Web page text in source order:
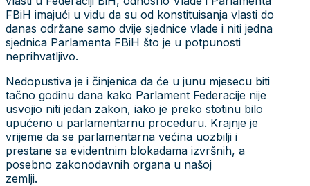
FBiH imajući u vidu da su od konstituisanja vlasti do
danas održane samo dvije sjednice vlade i niti jedna
sjednica Parlamenta FBiH što je u potpunosti
neprihvatljivo.
Nedopustiva je i činjenica da će u junu mjesecu biti
tačno godinu dana kako Parlament Federacije nije
usvojio niti jedan zakon, iako je preko stotinu bilo
upućeno u parlamentarnu proceduru. Krajnje je
vrijeme da se parlamentarna većina uozbilji i
prestane sa evidentnim blokadama izvršnih, a
posebno zakonodavnih organa u našoj
zemlji.